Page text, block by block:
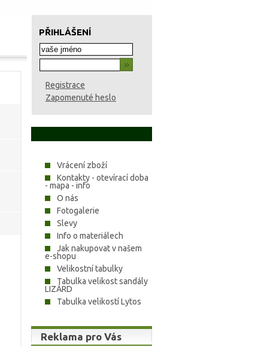
PŘIHLÁŠENÍ
Registrace
Zapomenuté heslo
Vrácení zboží
Kontakty - otevírací doba
- mapa - info
O nás
Fotogalerie
Slevy
Info o materiálech
Jak nakupovat v našem
e-shopu
Velikostní tabulky
Tabulka velikost sandály
LIZÁRD
Tabulka velikostí Lytos
Reklama pro Vás